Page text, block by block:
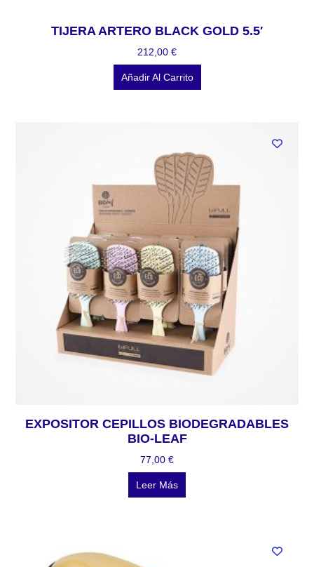
TIJERA ARTERO BLACK GOLD 5.5′
212,00 €
Añadir Al Carrito
EXPOSITOR CEPILLOS BIODEGRADABLES
BIO-LEAF
77,00 €
Leer Más